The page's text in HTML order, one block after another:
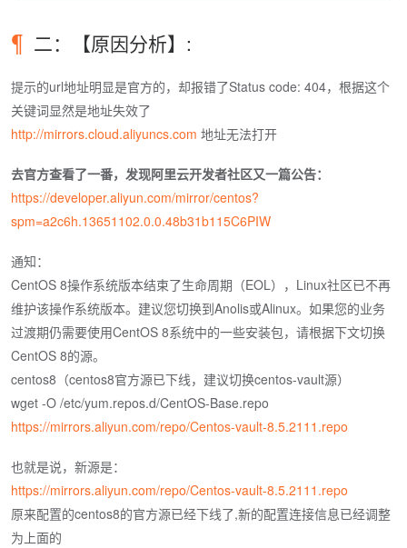
二：【原因分析】:
提示的url地址明显是官方的，却报错了Status code: 404，根据这个
关键词显然是地址失效了
http://mirrors.cloud.aliyuncs.com 地址无法打开
去官方查看了一番，发现阿里云开发者社区又一篇公告：
https://developer.aliyun.com/mirror/centos?
spm=a2c6h.13651102.0.0.48b31b115C6PIW
通知：
CentOS 8操作系统版本结束了生命周期（EOL），Linux社区已不再
维护该操作系统版本。建议您切换到Anolis或Alinux。如果您的业务
过渡期仍需要使用CentOS 8系统中的一些安装包，请根据下文切换
CentOS 8的源。
centos8（centos8官方源已下线，建议切换centos-vault源）
wget -O /etc/yum.repos.d/CentOS-Base.repo
https://mirrors.aliyun.com/repo/Centos-vault-8.5.2111.repo
也就是说，新源是：
https://mirrors.aliyun.com/repo/Centos-vault-8.5.2111.repo
原来配置的centos8的官方源已经下线了,新的配置连接信息已经调整
为上面的